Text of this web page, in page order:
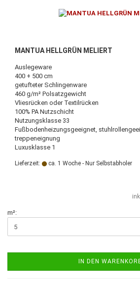
MANTUA HELLGRÜN MELIERT
Auslegeware
400 + 500 cm
getufteter Schlingenware
460 g/m² Polsatzgewicht
Vliesrücken oder Textilrücken
100% PA Nutzschicht
Nutzungsklasse 33
Fußbodenheizungsgeeignet,
treppeneignung
Luxusklasse 1
Lieferzeit: ca. 1 Woche - Nur Selbstabholer
m²:
IN DEN